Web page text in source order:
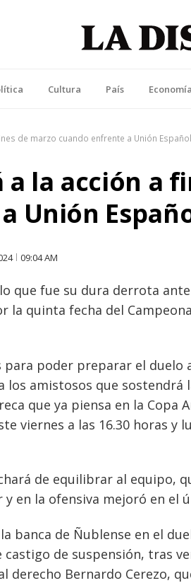
Cultura País Economía
de marzo cuando enfrente a Unión
la acción a
Unión
09:04 AM
que fue su dura derrota
la quinta fecha del
poder preparar el duelo
los amistosos que sostendrá
que ya piensa en la Copa
viernes a las 16.30 horas y
de equilibrar al equipo,
en la ofensiva mejoró en el
banca de Ñublense en el
castigo de suspensión, tras
derecho Bernardo Cerezo,